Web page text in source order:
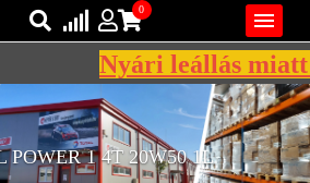

Bejelentkezés
Regisztráció
0
KOSARA ÜRES
Nyári leállás miatt
POWER 1 4T 20W50 1L